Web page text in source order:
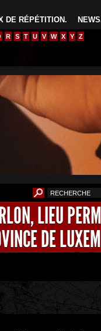
NEWS
DE RÉPÉTITION.
R S T U V W X Y Z
LIEU
DE